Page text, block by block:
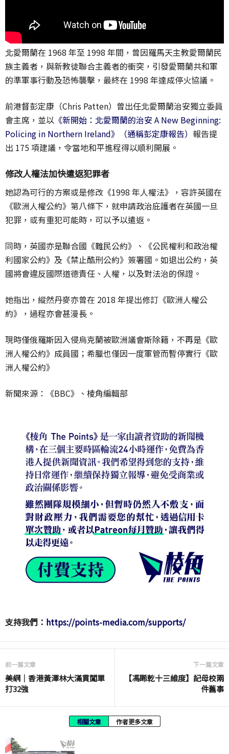
北愛爾蘭在 1968 年至 1998 年間，曾因羅馬天主教愛爾蘭民
族主義者，與新教徒聯合主義者的衝突，引發愛爾蘭共和軍
的準軍事行動及恐怖襲擊，最終在 1998 年達成停火協議。
前港督彭定康（Chris Patten）曾出任北愛爾蘭治安獨立委員
會主席，並以 《新開始：北愛爾蘭的治安 A New Beginning:
Policing in Northern Ireland》（通稱彭定康報告） 報告提
出 175 項建議，令當地和平進程得以順利開展。
修改人權法加快遣返犯罪者
她認為可行的方案或是修改《1998 年人權法》，容許英國在
《歐洲人權公約》第八條下，就申請政治庇護者在英國一旦
犯罪，或有重犯可能時，可以予以遣返。
同時，英國亦是聯合國《難民公約》、《公民權利和政治權
利國家公約》及《禁止酷刑公約》簽署國。如退出公約，英
國將會違反國際道德責任、人權，以及對法治的保證。
她指出，縱然丹麥亦曾在 2018 年提出修訂《歐洲人權公
約》，過程亦會甚漫長。
現時僅俄羅斯因入侵烏克蘭被歐洲議會斯除籍，不再是《歐
洲人權公約》成員國；希臘也僅因一度軍管而暫停實行《歐
洲人權公約》
新聞來源：《BBC》、棱角編輯部
支持我們： https://points-media.com/supports/
前一篇文章
美網｜香港黃澤林大滿貫闖單
打32強
下一篇文章
【馮睎乾十三維度】記母校兩
件舊事
相關文章 作者更多文章